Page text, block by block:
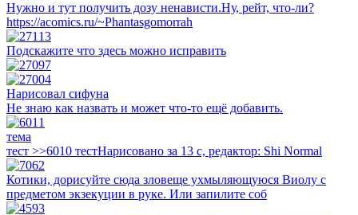
Нужно и тут получить дозу ненависти.Ну, рейт, что-ли?
https://acomics.ru/~Phantasgomorrah
Подскажите что здесь можно исправить
Нарисовал сифуна
Не знаю как назвать и может что-то ещё добавить.
тема
тест >>6010 тестНарисовано за 13 с, редактор: Shi Normal
Котики, дорисуйте сюда зловеще ухмыляющуюся Виолу с
предметом экзекуции в руке. Или запилите соб